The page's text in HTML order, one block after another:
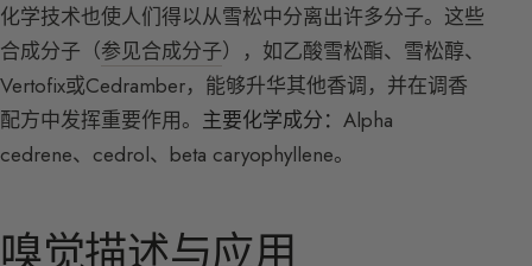
化学技术也使人们得以从雪松中分离出许多分子。这些
合成分子（参见合成分子），如乙酸雪松酯、雪松醇、
Vertofix或Cedramber，能够升华其他香调，并在调香
配方中发挥重要作用。 主要化学成分： Alpha
cedrene、cedrol、beta caryophyllene。
嗅觉描述与应用